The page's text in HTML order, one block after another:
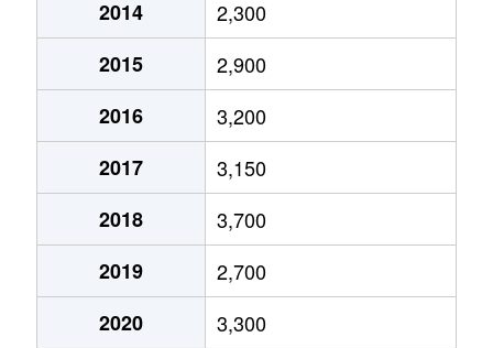
東雲本町 16,000万円
東雲本町
5,300万円
丹那新町
900万円
4,500万円
5,300万円
段原山崎
4,400万円
段原山崎
14,000万円
2014
2,300
2015
2,900
2016
3,200
2017
3,150
2018
3,700
2019
2,700
2020
3,300